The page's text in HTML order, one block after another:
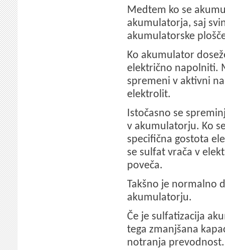
Medtem ko se
akumulatorja, saj
akumulatorske
Ko akumulator
električno napolniti.
spremeni v aktivni
elektrolit.
Istočasno se
v akumulatorju. Ko
specifična gostota
se sulfat vrača v
poveča.
Takšno je normalno
akumulatorju.
Če je sulfatizacija
tega zmanjšana
notranja